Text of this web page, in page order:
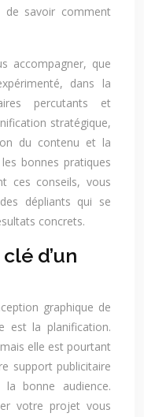
de savoir comment
accompagner, que
dans la
percutants et
stratégique,
du contenu et la
bonnes pratiques
ces conseils, vous
dépliants qui se
concrets.
d’un
graphique de
est la planification.
elle est pourtant
support publicitaire
bonne audience.
votre projet vous